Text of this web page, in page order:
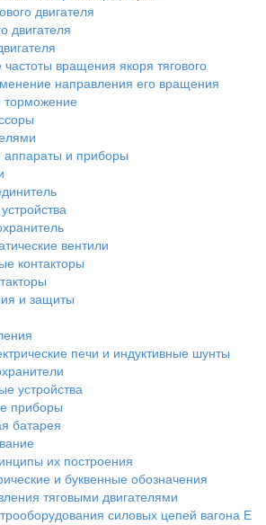
двигателя
двигателя
частоты вращения якоря тягового
направления его вращения
торможение
аппараты и приборы
вентили
контакторы
и защиты
печи и индуктивные шунты
устройства
приборы
батарея
их построения
и буквенные обозначения
тяговыми двигателями
силовых цепей вагона Е